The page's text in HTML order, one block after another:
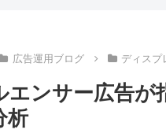
広告運用ブログ ディスプ
エンサー広告が
析